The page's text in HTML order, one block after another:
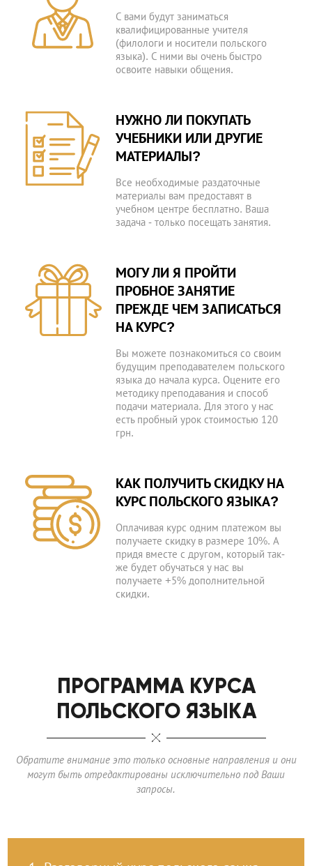
С вами будут заниматься
квалифицированные учителя
(филологи и носители польского
языка). С ними вы очень быстро
освоите навыки общения.
НУЖНО ЛИ ПОКУПАТЬ
УЧЕБНИКИ ИЛИ ДРУГИЕ
МАТЕРИАЛЫ?
Все необходимые раздаточные
материалы вам предоставят в
учебном центре бесплатно. Ваша
задача - только посещать занятия.
МОГУ ЛИ Я ПРОЙТИ
ПРОБНОЕ ЗАНЯТИЕ
ПРЕЖДЕ ЧЕМ ЗАПИСАТЬСЯ
НА КУРС?
Вы можете познакомиться со своим
будущим преподавателем польского
языка до начала курса. Оцените его
методику преподавания и способ
подачи материала. Для этого у нас
есть пробный урок стоимостью 120
грн.
КАК ПОЛУЧИТЬ СКИДКУ НА
КУРС ПОЛЬСКОГО ЯЗЫКА?
Оплачивая курс одним платежом вы
получаете скидку в размере 10%. А
придя вместе с другом, который так-
же будет обучаться у нас вы
получаете +5% дополнительной
скидки.
ПРОГРАММА КУРСА
ПОЛЬСКОГО ЯЗЫКА
Обратите внимание это только основные направления и они
могут быть отредактированы исключительно под Ваши
запросы.